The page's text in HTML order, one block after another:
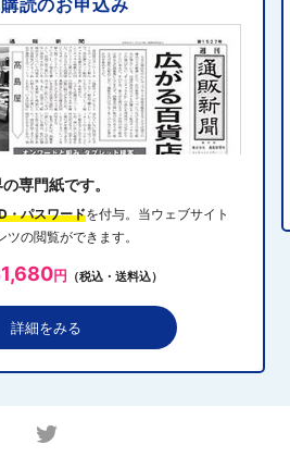
販に特定商取引法違反で9カ月の業務
13:40
と”コーデ対決”、”千葉愛”テーマにフ
読のお申込み
専門紙です。
・パスワードを付与。当ウェブサイト
の閲覧ができます。
円 （税込・送料込）
詳細をみる